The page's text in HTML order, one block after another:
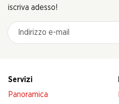
iscriva adesso!
Indirizzo e-mail
Servizi
Panoramica